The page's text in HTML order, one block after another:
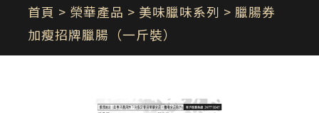
首頁 > 榮華產品 > 美味臘味系列 > 臘腸券
加瘦招牌臘腸（一斤裝）